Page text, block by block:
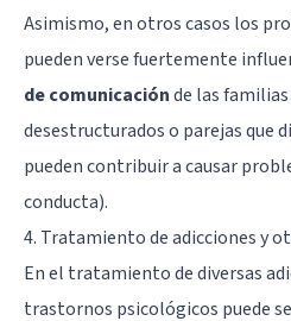
Asimismo, en otros casos los
pueden verse fuertemente
de comunicaciónde las
desestructurados o parejas que
pueden contribuir a causar
conducta).
4. Tratamiento de adicciones y
En el tratamiento de diversas
trastornos psicológicos puede